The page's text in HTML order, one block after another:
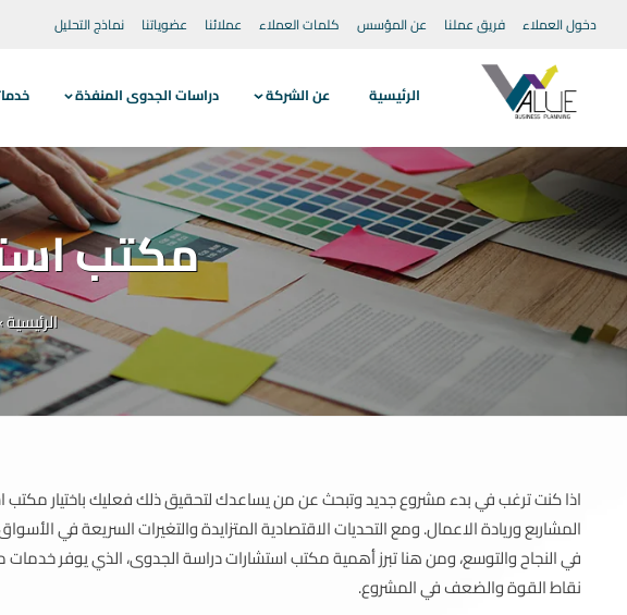
دخول العملاء فريق عملنا عن المؤسس كلمات العملاء عملائنا عضوياتنا نماذج التحليل
الرئيسية عن الشركة دراسات الجدوى المنفذة
مكتب
الرئيسية
اذا كنت ترغب في بدء مشروع جديد وتبحث عن من يساعدك لتحقيق ذلك فعليك باختيار
المشاربع وريادة الاعمال. ومع التحديات الاقتصادية المتزايدة والتغيرات السريعة في
في النجاح والتوسع، ومن هنا تبرز أهمية مكتب استشارات دراسة الجدوى، الذي يوفر
نقاط القوة والضعف في المشروع.